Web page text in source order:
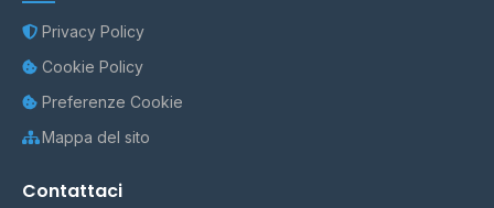
Privacy Policy
Cookie Policy
Preferenze Cookie
Mappa del sito
Contattaci